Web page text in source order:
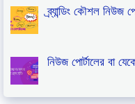
ব্র্যান্ডিং কৌশল
নিউজ পোর্টালের বা